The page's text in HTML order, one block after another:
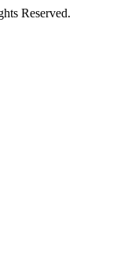
Reserved.